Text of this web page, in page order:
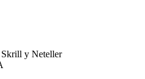
Skrill y Neteller